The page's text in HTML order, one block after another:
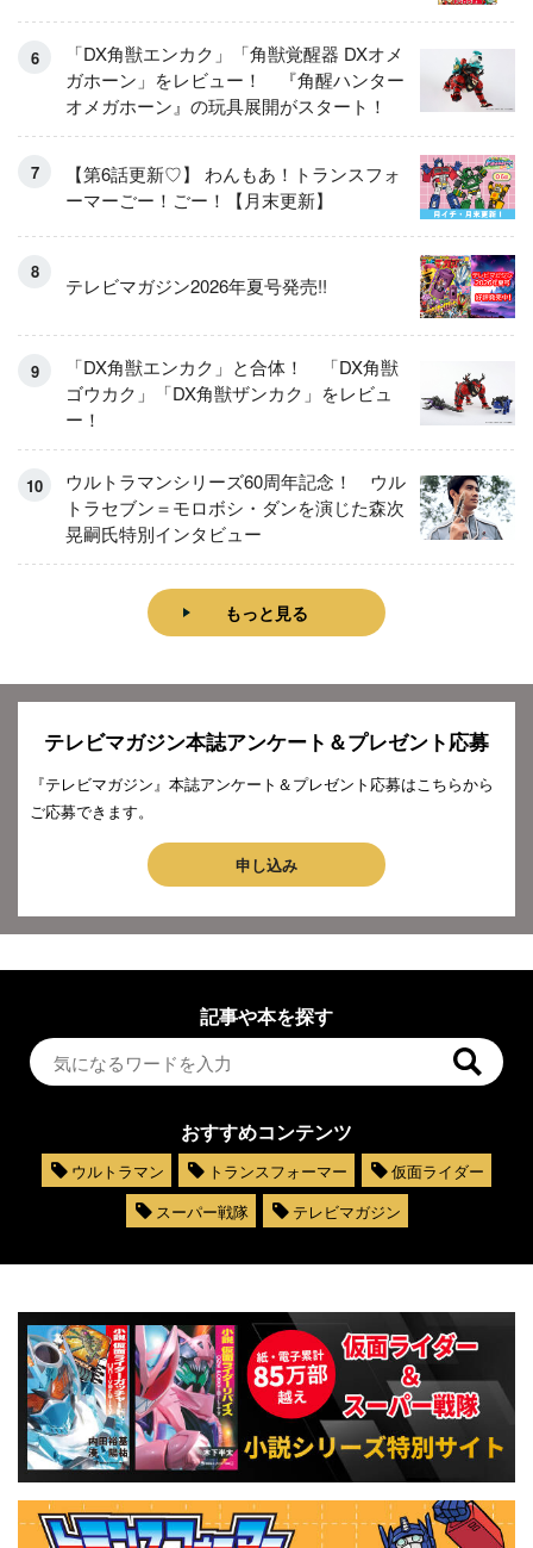
「DX角獣エンカク」「角獣覚醒器 DXオメ
ガホーン」をレビュー！ 『角醒ハンター
オメガホーン』の玩具展開がスタート！
【第6話更新♡】 わんもあ！トランスフォ
ーマーごー！ごー！【月末更新】
テレビマガジン2026年夏号発売!!
「DX角獣エンカク」と合体！ 「DX角獣
ゴウカク」「DX角獣ザンカク」をレビュ
ー！
ウルトラマンシリーズ60周年記念！ ウル
トラセブン＝モロボシ・ダンを演じた森次
晃嗣氏特別インタビュー
もっと見る
テレビマガジン本誌アンケート＆プレゼント応募
『テレビマガジン』本誌アンケート＆プレゼント応募はこちらから
ご応募できます。
申し込み
記事や本を探す
おすすめコンテンツ
ウルトラマン トランスフォーマー
仮面ライダー
スーパー戦隊
テレビマガジン